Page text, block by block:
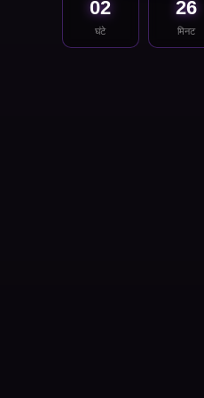
02
घंटे
26
मिनट